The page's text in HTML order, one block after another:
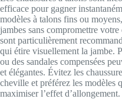
efficace pour gagner
modèles à talons fins ou
jambes sans compromettre
sont particulièrement
qui étire visuellement la jambe.
ou des sandales compensées
et élégantes. Évitez les
cheville et préférez les modèles
maximiser l’effet d’allongement.